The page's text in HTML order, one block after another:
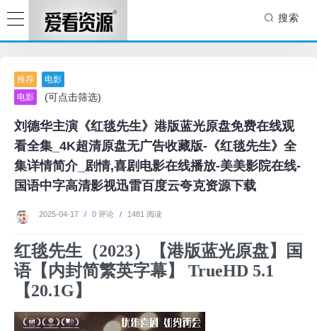
搜索
推荐
电影
电影
(可点击筛选)
刘德华主演《红毯先生》港版蓝光原盘免费在线观
看全集_4K超清原盘无广告收藏版-《红毯先生》全
集详情简介_剧情,喜剧电影在线播放-美美影院在线-
国语中字高清影视迅雷百度云夸克资源下载
2025-04-17 / 0 评论 / 1481 阅读
红毯先生（2023）【港版蓝光原盘】国
语【内封简繁英字幕】 TrueHD 5.1
【20.1G】